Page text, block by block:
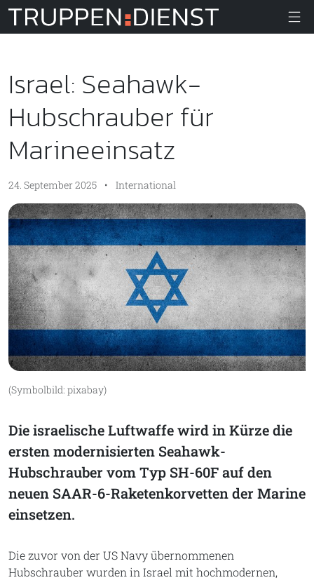
Truppendienst
Israel: Seahawk-
Hubschrauber für
Marineeinsatz
24. September 2025 • International
(Symbolbild: pixabay)
Die israelische Luftwaffe wird in Kürze die
ersten modernisierten Seahawk-
Hubschrauber vom Typ SH-60F auf den
neuen SAAR-6-Raketenkorvetten der Marine
einsetzen.
Die zuvor von der US Navy übernommenen
Hubschrauber wurden in Israel mit hochmodernen,